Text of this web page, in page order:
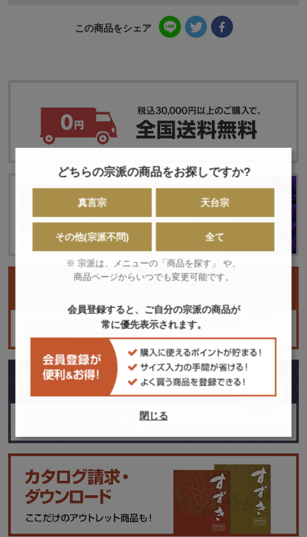
この商品をシェア
どちらの宗派の商品をお探しですか?
真言宗 天台宗
その他(宗派不問) 全て
※ 宗派は、メニューの「商品を探す」 や、
商品ページからいつでも変更可能です。
会員登録すると、ご自分の宗派の商品が
常に優先表示されます。
閉じる